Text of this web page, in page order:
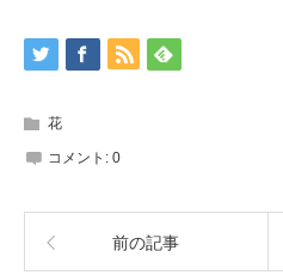
花
コメント: 0
前の記事